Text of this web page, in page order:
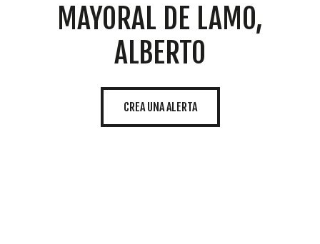
MAYORAL DE LAMO,
ALBERTO
CREA UNA ALERTA